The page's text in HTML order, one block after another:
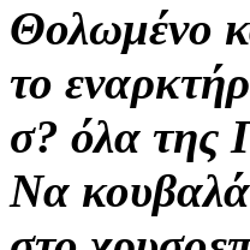
Θολωμένο
το
σ? όλα της
Να